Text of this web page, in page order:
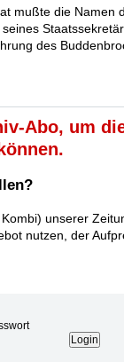
mußte die Namen
des
Abo, um
unserer
nutzen, der